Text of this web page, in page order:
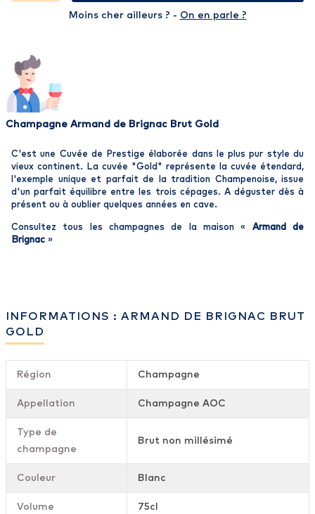
Moins cher ailleurs ? - On en parle ?
Champagne Armand de Brignac Brut Gold
C'est une Cuvée de Prestige élaborée dans le plus pur style du
vieux continent. La cuvée "Gold" représente la cuvée étendard,
l'exemple unique et parfait de la tradition Champenoise, issue
d'un parfait équilibre entre les trois cépages. A déguster dès à
présent ou à oublier quelques années en cave.
Consultez tous les champagnes de la maison « Armand de
Brignac »
INFORMATIONS : ARMAND DE BRIGNAC BRUT
GOLD
Région Champagne
Appellation Champagne AOC
Type de
champagne
Brut non millésimé
Couleur Blanc
Volume 75cl